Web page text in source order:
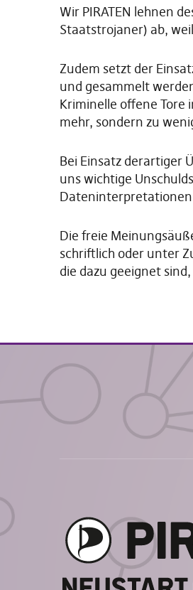
Wir PIRATEN lehnen
Staatstrojaner) ab,
Zudem setzt der
und gesammelt
Kriminelle offene Tore
mehr, sondern zu
Bei Einsatz derartiger
uns wichtige
Dateninterpretationen
Die freie
schriftlich oder unter
die dazu geeignet